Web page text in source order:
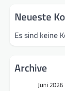
Neueste
Es sind keine
Archive
Juni 2026